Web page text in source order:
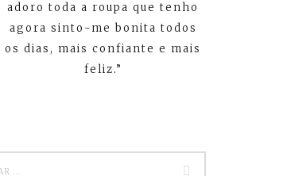
adoro toda a roupa que tenho
agora sinto-me bonita todos
os dias, mais confiante e mais
feliz.”